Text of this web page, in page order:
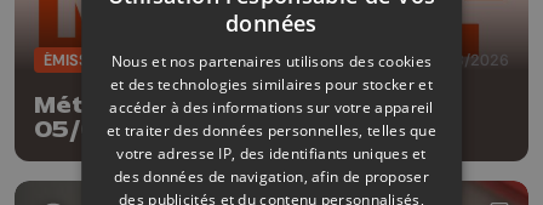
ÉMISSIONS 05/08/2026
Météo Edition de la mi-journée -
05/08/2026
données
Nous et nos partenaires utilisons des cookies
et des technologies similaires pour stocker et
accéder à des informations sur votre appareil
et traiter des données personnelles, telles que
votre adresse IP, des identifiants uniques et
des données de navigation, afin de proposer
des publicités et du contenu personnalisés,